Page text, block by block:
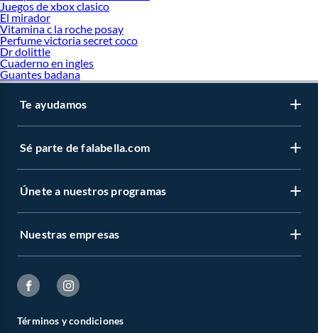
Juegos de xbox clasico
El mirador
Vitamina c la roche posay
Perfume victoria secret coco
Dr dolittle
Cuaderno en ingles
Guantes badana
Te ayudamos
Sé parte de falabella.com
Únete a nuestros programas
Nuestras empresas
Términos y condiciones